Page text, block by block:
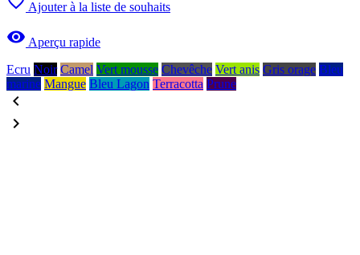
Ajouter à la liste de souhaits
 Aperçu rapide
Ecru Noir Camel Vert mousse Chevêche Vert anis Gris orage Bleu
marine Mangue Bleu Lagon Terracotta Prune

